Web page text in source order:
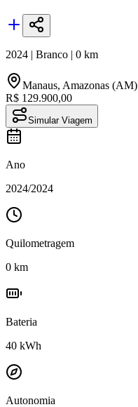
2024 | Branco | 0 km
Manaus, Amazonas (AM)
R$ 129.900,00
Simular Viagem
Ano
2024/2024
Quilometragem
0 km
Bateria
40 kWh
Autonomia